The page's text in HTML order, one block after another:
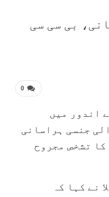
بی سی سی
0
اندور میں
جنسی ہراسانی
تشخص مجروح
نے کہا کہ